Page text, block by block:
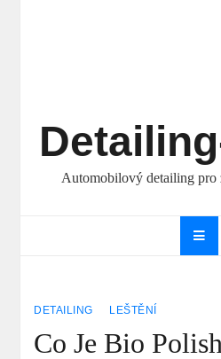
Automobilový detailing
DETAILING LEŠTĚNÍ
Co Je Bio